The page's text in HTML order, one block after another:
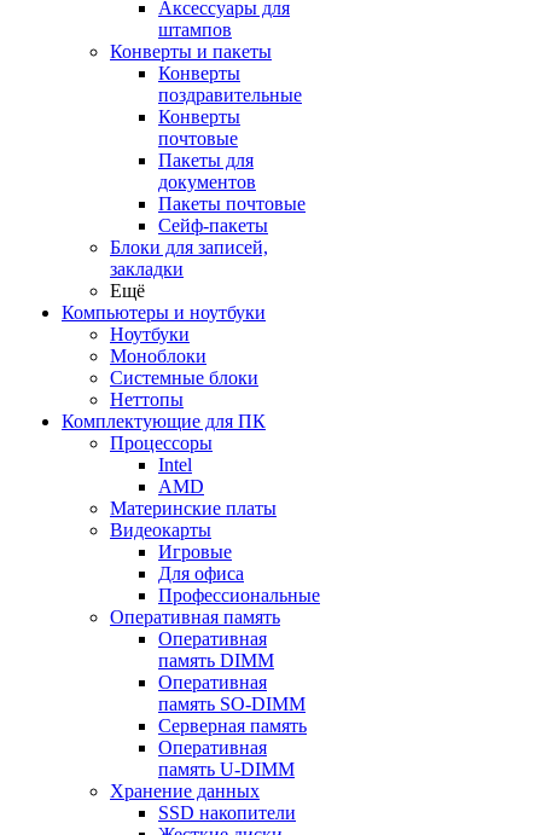
Аксессуары для
штампов
Конверты и пакеты
Конверты
поздравительные
Конверты
почтовые
Пакеты для
документов
Пакеты почтовые
Сейф-пакеты
Блоки для записей,
закладки
Ещё
Компьютеры и ноутбуки
Ноутбуки
Моноблоки
Системные блоки
Неттопы
Комплектующие для ПК
Процессоры
Intel
AMD
Материнские платы
Видеокарты
Игровые
Для офиса
Профессиональные
Оперативная память
Оперативная
память DIMM
Оперативная
память SO-DIMM
Серверная память
Оперативная
память U-DIMM
Хранение данных
SSD накопители